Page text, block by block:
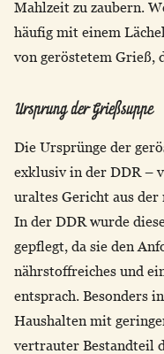
Mahlzeit zu zaubern.
häufig mit einem
von geröstetem Grieß,
Ursprung der Grießsuppe
Die Ursprünge der
exklusiv in der DDR –
uraltes Gericht aus der
In der DDR wurde
gepflegt, da sie den
nährstoffreiches und
entsprach. Besonders
Haushalten mit
vertrauter Bestandteil